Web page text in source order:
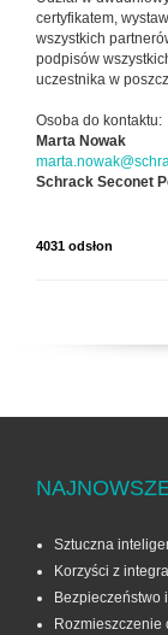
certyfikatem,
wszystkich
podpisów
uczestnika w
Osoba do kontaktu:
Marta Nowak
Schrack Seconet
4031 odsłon
Sztuczna
Korzyści z
Bezpieczeństwo
Rozmieszczenie